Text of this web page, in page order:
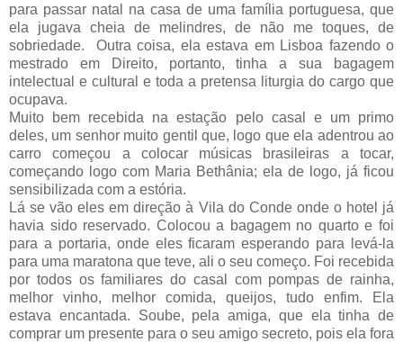
para passar natal na casa de uma família portuguesa, que
ela jugava cheia de melindres, de não me toques, de
sobriedade. Outra coisa, ela estava em Lisboa fazendo o
mestrado em Direito, portanto, tinha a sua bagagem
intelectual e cultural e toda a pretensa liturgia do cargo que
ocupava.
Muito bem recebida na estação pelo casal e um primo
deles, um senhor muito gentil que, logo que ela adentrou ao
carro começou a colocar músicas brasileiras a tocar,
começando logo com Maria Bethânia; ela de logo, já ficou
sensibilizada com a estória.
Lá se vão eles em direção à Vila do Conde onde o hotel já
havia sido reservado. Colocou a bagagem no quarto e foi
para a portaria, onde eles ficaram esperando para levá-la
para uma maratona que teve, ali o seu começo. Foi recebida
por todos os familiares do casal com pompas de rainha,
melhor vinho, melhor comida, queijos, tudo enfim. Ela
estava encantada. Soube, pela amiga, que ela tinha de
comprar um presente para o seu amigo secreto, pois ela fora